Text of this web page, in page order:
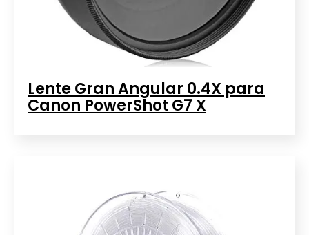
Lente Gran Angular 0.4X para
Canon PowerShot G7 X